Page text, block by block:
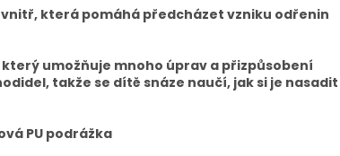
která pomáhá předcházet vzniku odřenin
umožňuje mnoho úprav a přizpůsobení
takže se dítě snáze naučí, jak si je nasadit
PU podrážka